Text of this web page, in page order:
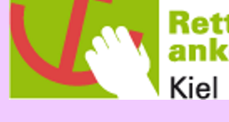
Einschulung
Übungszeit
Verlässliche